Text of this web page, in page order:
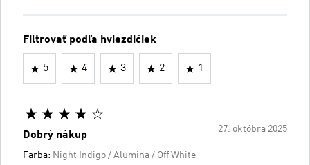
Filtrovať podľa hviezdičiek
5 4 3 2 1
27. októbra 2025
Dobrý nákup
Farba: Night Indigo / Alumina / Off White